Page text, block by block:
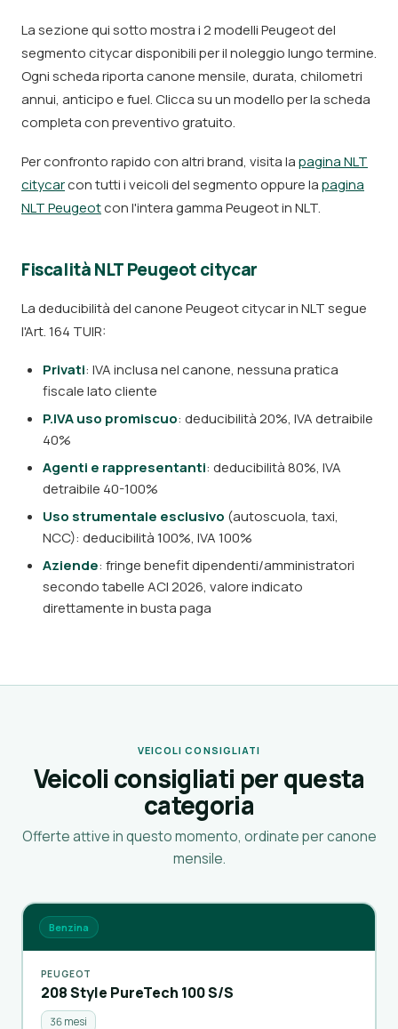
La sezione qui sotto mostra i 2 modelli Peugeot del
segmento citycar disponibili per il noleggio lungo termine.
Ogni scheda riporta canone mensile, durata, chilometri
annui, anticipo e fuel. Clicca su un modello per la scheda
completa con preventivo gratuito.
Per confronto rapido con altri brand, visita lapagina NLT
citycarcon tutti i veicoli del segmento oppure lapagina
NLT Peugeotcon l'intera gamma Peugeot in NLT.
Fiscalità NLT Peugeot citycar
La deducibilità del canone Peugeot citycar in NLT segue
l'Art. 164 TUIR:
Privati: IVA inclusa nel canone, nessuna pratica
fiscale lato cliente
P.IVA uso promiscuo: deducibilità 20%, IVA detraibile
40%
Agenti e rappresentanti: deducibilità 80%, IVA
detraibile 40-100%
Uso strumentale esclusivo (autoscuola, taxi,
NCC): deducibilità 100%, IVA 100%
Aziende: fringe benefit dipendenti/amministratori
secondo tabelle ACI 2026, valore indicato
direttamente in busta paga
VEICOLI CONSIGLIATI
Veicoli consigliati per questa
categoria
Offerte attive in questo momento, ordinate per canone
mensile.
Benzina
PEUGEOT
208 Style PureTech 100 S/S
36 mesi